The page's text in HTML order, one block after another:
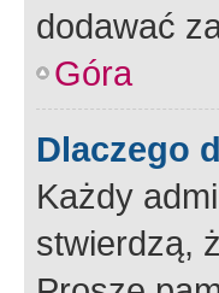
dodawać
Góra
Dlaczego
Każdy
stwierdzą,